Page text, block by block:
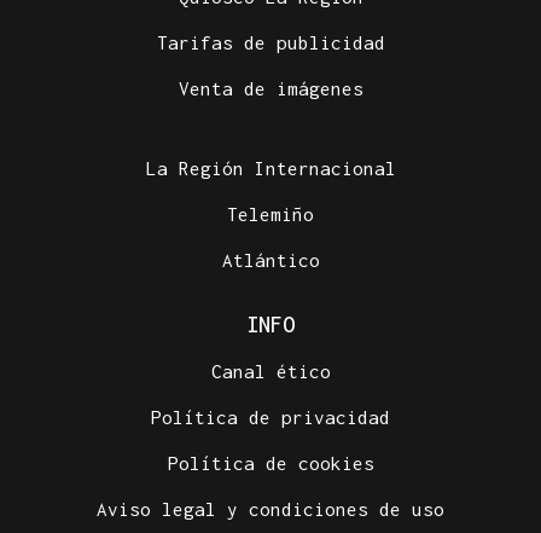
Tarifas de publicidad
Venta de imágenes
La Región Internacional
Telemiño
Atlántico
INFO
Canal ético
Política de privacidad
Política de cookies
Aviso legal y condiciones de uso